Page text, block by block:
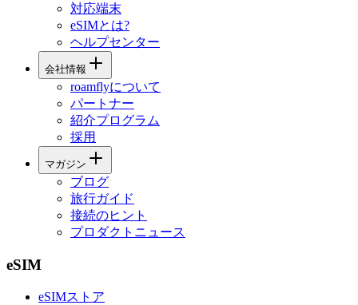
対応端末
eSIMとは?
ヘルプセンター
会社情報
roamflyについて
パートナー
紹介プログラム
採用
マガジン
ブログ
旅行ガイド
接続のヒント
プロダクトニュース
eSIM
eSIMストア